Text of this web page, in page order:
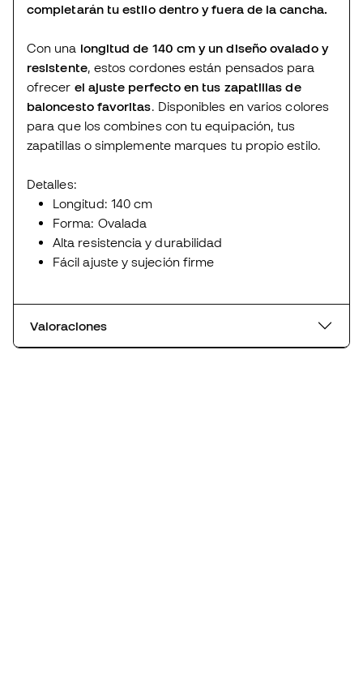
completarán tu estilo dentro y fuera de la cancha.
Con una longitud de 140 cm y un diseño ovalado y
resistente, estos cordones están pensados para
ofrecer el ajuste perfecto en tus zapatillas de
baloncesto favoritas . Disponibles en varios colores
para que los combines con tu equipación, tus
zapatillas o simplemente marques tu propio estilo.
Detalles:
Longitud: 140 cm
Forma: Ovalada
Alta resistencia y durabilidad
Fácil ajuste y sujeción firme
Valoraciones